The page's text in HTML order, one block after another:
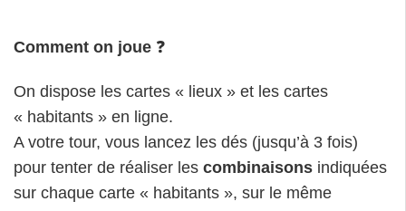
Comment on joue ❓
On dispose les cartes « lieux » et les cartes
« habitants » en ligne.
A votre tour, vous lancez les dés (jusqu’à 3 fois)
pour tenter de réaliser les combinaisons indiquées
sur chaque carte « habitants », sur le même